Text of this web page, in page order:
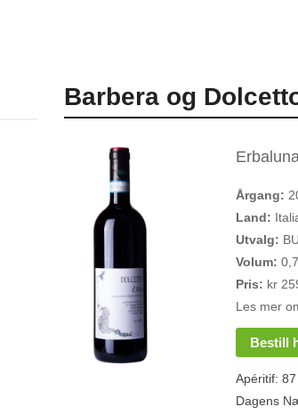
Barbera og
Årgang:
Land:
Utvalg:
Volum:
Pris: kr
Les mer
Bestill
Apéritif:
Dagens